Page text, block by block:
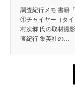
調査紀行メモ 書籍
①チャイヤー（タ
村次郷 氏の取材撮
査紀行 集英社の…